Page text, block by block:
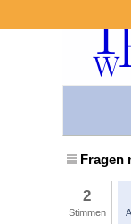
Fragen
2
Stimmen